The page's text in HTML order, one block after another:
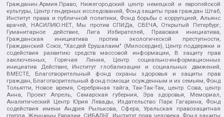
Гражданин.Армия.Право, Нижегородский центр немецкой и европейской
культуры, Центр гендерных исследований, Фонд защиты прав граждан Штаб,
Институт права и публичной политики, Фонд борьбы с коррупцией, Альянс
врачей, НАСИЛИЮ.НЕТ, Мы против СПИДа, СВЕЧА, Открытый Петербург,
Гуманитарное действие, Лига Избирателей, Правовая инициатива,
Гражданская инициатива против экологической преступности,
Гражданский Союз, "Хасдей Ерушалаим" (Милосердие), Центр поддержки и
содействия развитию средств массовой информации, В защиту прав
заключенных, Горячая Линия, Центр социально-информационных
инициатив Действие, Институт глобализации и социальных движений,
ВМЕСТЕ, Благотворительный фонд охраны здоровья и защиты прав
граждан, Благотворительный фонд помощи осужденным и их семьям, Фонд
Тольятти, Новое время, Серебряная тайга, Так-Так-Так, центр Сова, центр
Анна, Проект Апрель, Самарская губерния, Эра здоровья, Мемориал,
Аналитический Центр Юрия Левады, Издательство Парк Гагарина, Фонд
содействия имени Андрея Рылькова, Сфера, Уральская правозащитная
группа, Женщины Евразии, СИБАЛЬТ, Институт прав человека, Фонд защиты